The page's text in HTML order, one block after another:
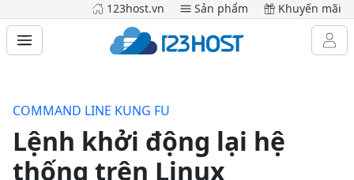
123host.vn Sản phẩm Khuyến mãi
COMMAND LINE KUNG FU
Lệnh khởi động lại hệ
thống trên Linux